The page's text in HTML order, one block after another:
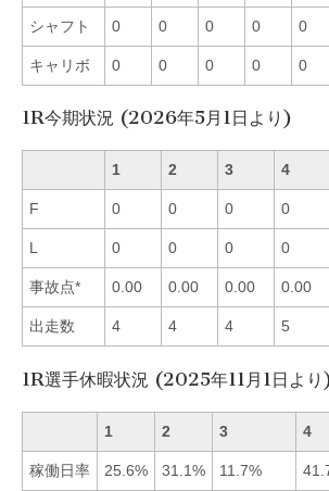
シャフト 0 0 0 0 0
キャリボ 0 0 0 0 0
1R今期状況 (2026年5月1日より)
1 2 3 4
F 0 0 0 0
L 0 0 0 0
事故点* 0.00 0.00 0.00 0.00
出走数 4 4 4 5
1R選手休暇状況 (2025年11月1日より
1 2 3 4
稼働日率 25.6% 31.1% 11.7%